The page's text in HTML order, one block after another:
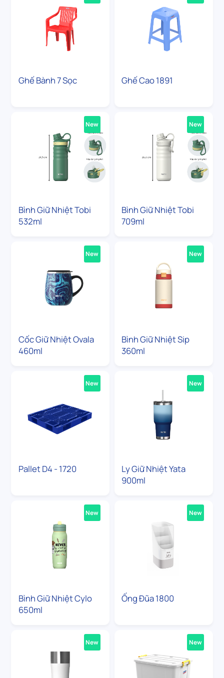
Ghế Bành 7 Sọc Ghế Cao 1891
Bình Giữ Nhiệt Tobi
532ml
New
Bình Giữ Nhiệt Tobi
709ml
New
Cốc Giữ Nhiệt Ovala
460ml
New
Bình Giữ Nhiệt Sip
360ml
New
Pallet D4 - 1720
New
Ly Giữ Nhiệt Yata
900ml
New
Bình Giữ Nhiệt Cylo
650ml
New
Ống Đũa 1800
New
New New